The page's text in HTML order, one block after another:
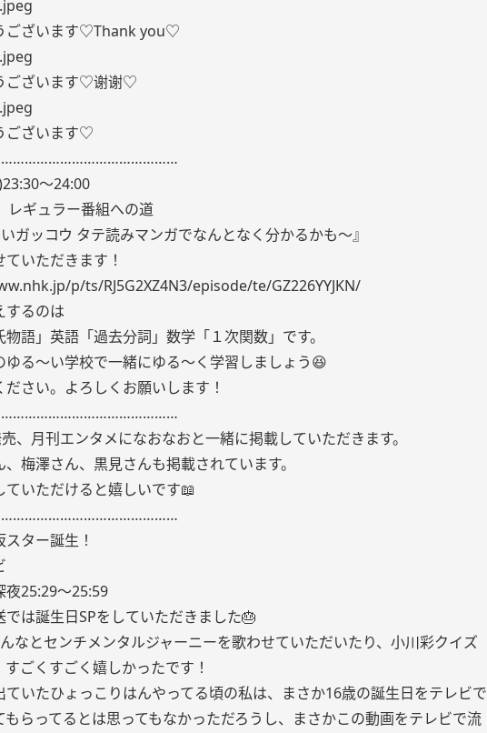
ございます♡Thank you♡
ございます♡谢谢♡
ございます♡
〜24:00
ギュラー番組への道
いガッコウ タテ読みマンガでなんとなく分かるかも〜』
ていただきます！
p/ts/RJ5G2XZ4N3/episode/te/GZ226YYJKN/
するのは
語」英語「過去分詞」数学「１次関数」です。
ゆる〜い学校で一緒にゆる〜く学習しましょう😆
さい。よろしくお願いします！
、月刊エンタメになおなおと一緒に掲載していただきます。
梅澤さん、黒見さんも掲載されています。
ていただけると嬉しいです📖
ター誕生！
夜25:29〜25:59
では誕生日SPをしていただきました🎂
なとセンチメンタルジャーニーを歌わせていただいたり、小川彩クイズ
すごくすごく嬉しかったです！
ていたひょっこりはんやってる頃の私は、まさか16歳の誕生日をテレビで
もらってるとは思ってもなかっただろうし、まさかこの動画をテレビで流